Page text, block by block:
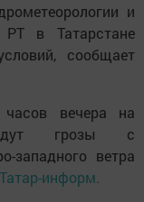
и
в Татарстане
сообщает
вечера на
грозы с
западного ветра
Татар-информ.